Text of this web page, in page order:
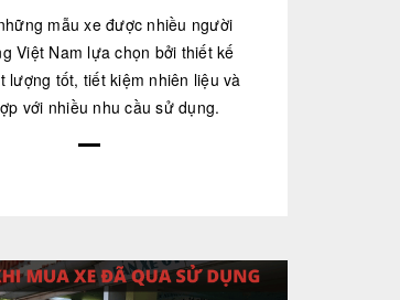
mẫu xe được nhiều người
Việt Nam lựa chọn bởi thiết kế
lượng tốt, tiết kiệm nhiên liệu và
với nhiều nhu cầu sử dụng.